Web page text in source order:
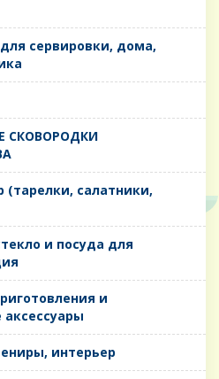
для сервировки, дома,
СКОВОРОДКИ
(тарелки, салатники,
и посуда для
и
интерьер